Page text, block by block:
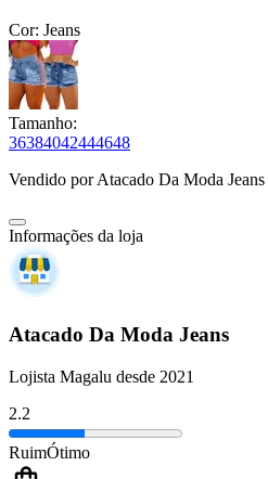
Cor: Jeans
Tamanho:
36384042444648
Vendido porAtacado Da Moda Jeans
Informações da loja
Atacado Da Moda Jeans
Lojista Magalu desde 2021
2.2
RuimÓtimo